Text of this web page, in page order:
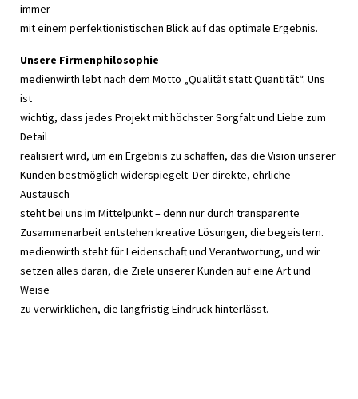
immer
mit einem perfektionistischen Blick auf das optimale Ergebnis.
Unsere Firmenphilosophie
medienwirth lebt nach dem Motto „Qualität statt Quantität“. Uns
ist
wichtig, dass jedes Projekt mit höchster Sorgfalt und Liebe zum
Detail
realisiert wird, um ein Ergebnis zu schaffen, das die Vision unserer
Kunden bestmöglich widerspiegelt. Der direkte, ehrliche
Austausch
steht bei uns im Mittelpunkt – denn nur durch transparente
Zusammenarbeit entstehen kreative Lösungen, die begeistern.
medienwirth steht für Leidenschaft und Verantwortung, und wir
setzen alles daran, die Ziele unserer Kunden auf eine Art und
Weise
zu verwirklichen, die langfristig Eindruck hinterlässt.